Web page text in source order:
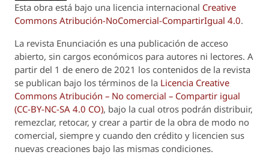
Esta obra está bajo una licencia internacional Creative
Commons Atribución-NoComercial-CompartirIgual 4.0.
La revista Enunciación es una publicación de acceso
abierto, sin cargos económicos para autores ni lectores. A
partir del 1 de enero de 2021 los contenidos de la revista
se publican bajo los términos de la Licencia Creative
Commons Atribución – No comercial – Compartir igual
(CC-BY-NC-SA 4.0 CO), bajo la cual otros podrán distribuir,
remezclar, retocar, y crear a partir de la obra de modo no
comercial, siempre y cuando den crédito y licencien sus
nuevas creaciones bajo las mismas condiciones.